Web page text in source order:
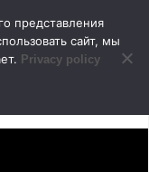
новинки зарубежного
представления
сайт, мы
Privacy policy